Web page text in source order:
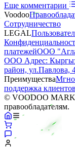
Еще комментарии
Voodoo
Сотрудничество
LEGAL
платежейООО
ООО Адрес:
район, ул.Павлова,
Преимущества
поддержка клиентов
© VOODOO
правообладателям.